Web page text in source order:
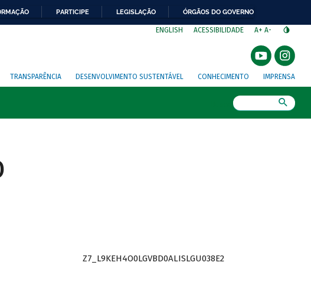
PARTICIPE LEGISLAÇÃO ÓRGÃOS DO GOVERNO
ENGLISH ACESSIBILIDADE A+ A-
TRANSPARÊNCIA DESENVOLVIMENTO SUSTENTÁVEL CONHECIMENTO IMPRENSA
Z7_L9KEH4O0LGVBD0ALISLGU038E2